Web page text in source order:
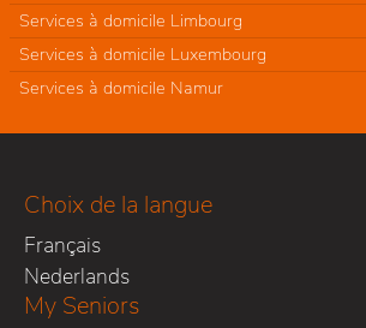
Services à domicile Limbourg
Services à domicile Luxembourg
Services à domicile Namur
Choix de la langue
Français
Nederlands
My Seniors